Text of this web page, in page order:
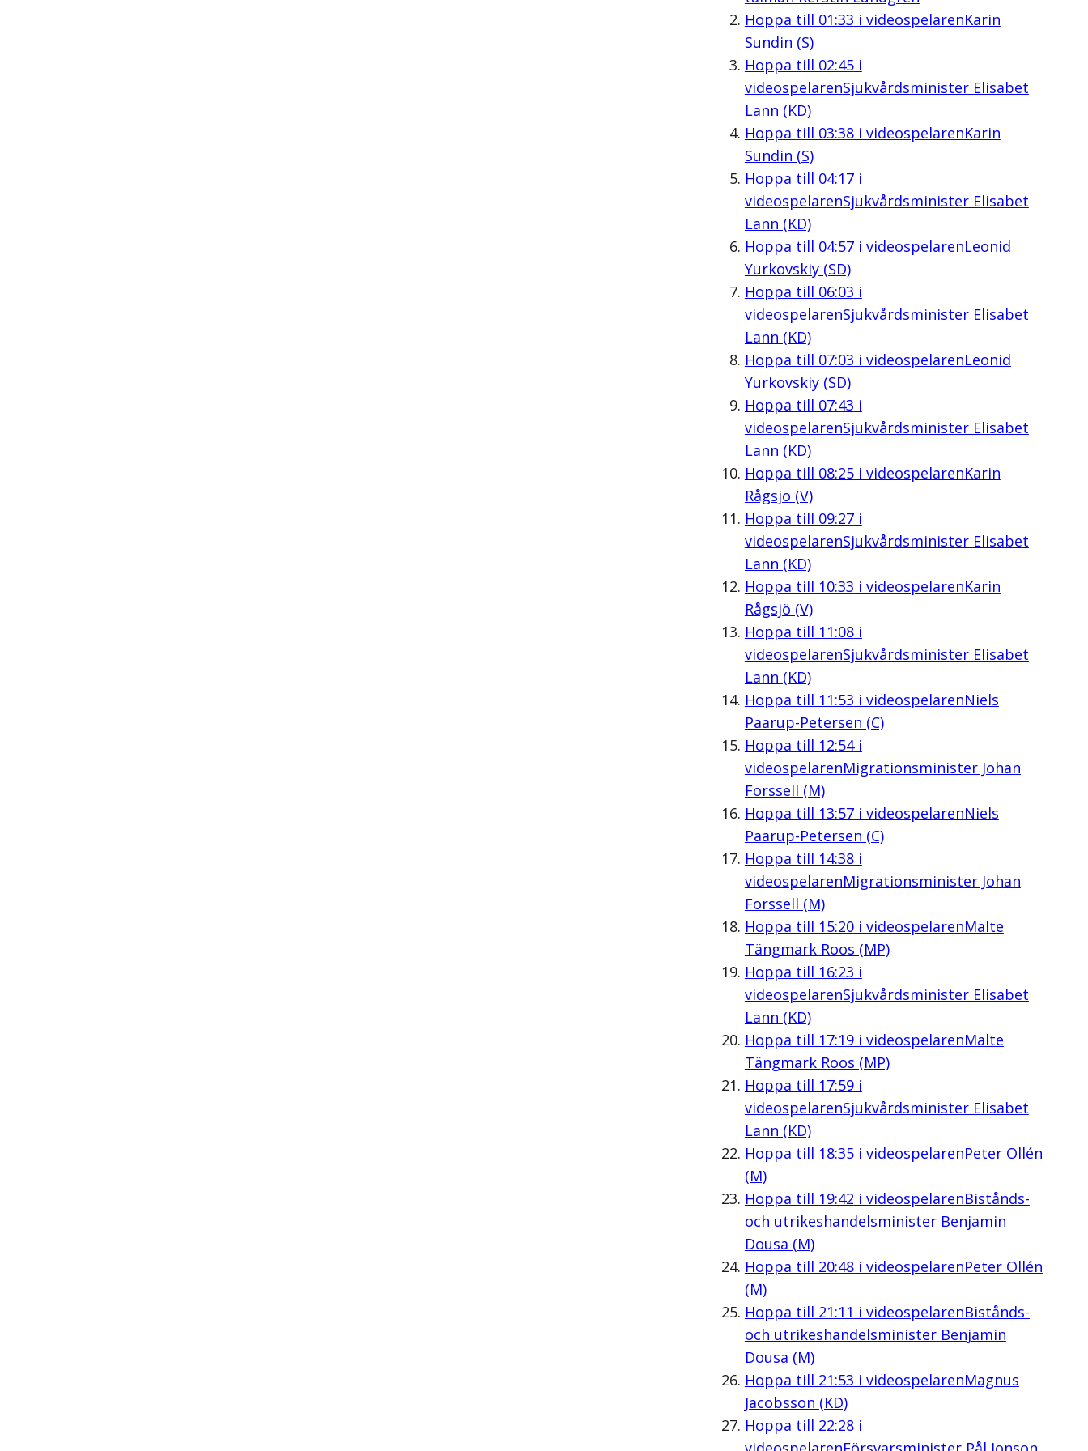
Hoppa till 01:33 i videospelarenKarin
Sundin (S)
Hoppa till 02:45i
videospelarenSjukvårdsminister Elisabet
Lann (KD)
Hoppa till 03:38i videospelarenKarin
Sundin (S)
Hoppa till 04:17i
videospelarenSjukvårdsminister Elisabet
Lann (KD)
Hoppa till 04:57i videospelarenLeonid
Yurkovskiy (SD)
Hoppa till 06:03 i
videospelarenSjukvårdsminister Elisabet
Lann (KD)
Hoppa till 07:03 i videospelarenLeonid
Yurkovskiy (SD)
Hoppa till 07:43 i
videospelarenSjukvårdsminister Elisabet
Lann (KD)
Hoppa till 08:25i videospelarenKarin
Rågsjö (V)
Hoppa till 09:27i
videospelarenSjukvårdsminister Elisabet
Lann (KD)
Hoppa till 10:33 i videospelarenKarin
Rågsjö (V)
Hoppa till 11:08i
videospelarenSjukvårdsminister Elisabet
Lann (KD)
Hoppa till 11:53 i videospelarenNiels
Paarup-Petersen (C)
Hoppa till 12:54i
videospelarenMigrationsminister Johan
Forssell (M)
Hoppa till 13:57i videospelarenNiels
Paarup-Petersen (C)
Hoppa till 14:38i
videospelarenMigrationsminister Johan
Forssell (M)
Hoppa till 15:20i videospelarenMalte
Tängmark Roos (MP)
Hoppa till 16:23 i
videospelarenSjukvårdsminister Elisabet
Lann (KD)
Hoppa till 17:19i videospelarenMalte
Tängmark Roos (MP)
Hoppa till 17:59i
videospelarenSjukvårdsminister Elisabet
Lann (KD)
Hoppa till 18:35i videospelarenPeter Ollén
(M)
Hoppa till 19:42 i videospelarenBistånds-
och utrikeshandelsminister Benjamin
Dousa (M)
Hoppa till 20:48i videospelarenPeter Ollén
(M)
Hoppa till 21:11 i videospelarenBistånds-
och utrikeshandelsminister Benjamin
Dousa (M)
Hoppa till 21:53 i videospelarenMagnus
Jacobsson (KD)
Hoppa till 22:28i